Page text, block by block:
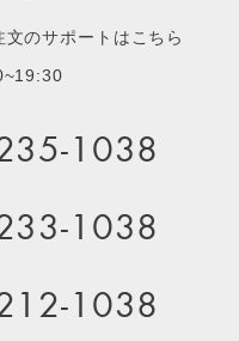
のサポートはこちら
1038
1038
1038